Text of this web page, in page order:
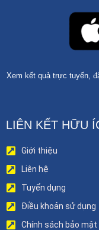
Xem kết quả trực tuyến,
LIÊN KẾT HỮU
Giới thiệu
Liên hệ
Tuyển dụng
Điều khoản sử dụng
Chính sách bảo mật